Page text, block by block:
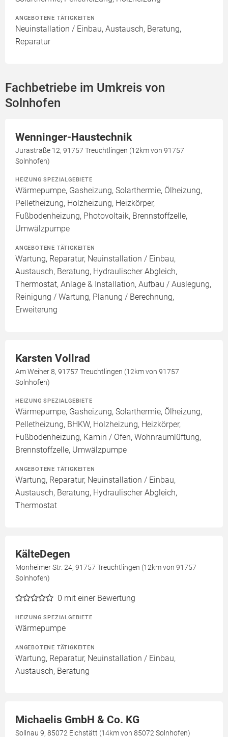
ANGEBOTENE TÄTIGKEITEN
Neuinstallation / Einbau, Austausch, Beratung,
Reparatur
Fachbetriebe im Umkreis von
Solnhofen
Wenninger-Haustechnik
Jurastraße 12, 91757 Treuchtlingen (12km von 91757
Solnhofen)
HEIZUNG SPEZIALGEBIETE
Wärmepumpe, Gasheizung, Solarthermie, Ölheizung,
Pelletheizung, Holzheizung, Heizkörper,
Fußbodenheizung, Photovoltaik, Brennstoffzelle,
Umwälzpumpe
ANGEBOTENE TÄTIGKEITEN
Wartung, Reparatur, Neuinstallation / Einbau,
Austausch, Beratung, Hydraulischer Abgleich,
Thermostat, Anlage & Installation, Aufbau / Auslegung,
Reinigung / Wartung, Planung / Berechnung,
Erweiterung
Karsten Vollrad
Am Weiher 8, 91757 Treuchtlingen (12km von 91757
Solnhofen)
HEIZUNG SPEZIALGEBIETE
Wärmepumpe, Gasheizung, Solarthermie, Ölheizung,
Pelletheizung, BHKW, Holzheizung, Heizkörper,
Fußbodenheizung, Kamin / Ofen, Wohnraumlüftung,
Brennstoffzelle, Umwälzpumpe
ANGEBOTENE TÄTIGKEITEN
Wartung, Reparatur, Neuinstallation / Einbau,
Austausch, Beratung, Hydraulischer Abgleich,
Thermostat
KälteDegen
Monheimer Str. 24, 91757 Treuchtlingen (12km von 91757
Solnhofen)
0 mit einer Bewertung
HEIZUNG SPEZIALGEBIETE
Wärmepumpe
ANGEBOTENE TÄTIGKEITEN
Wartung, Reparatur, Neuinstallation / Einbau,
Austausch, Beratung
Michaelis GmbH & Co. KG
Sollnau 9, 85072 Eichstätt (14km von 85072 Solnhofen)